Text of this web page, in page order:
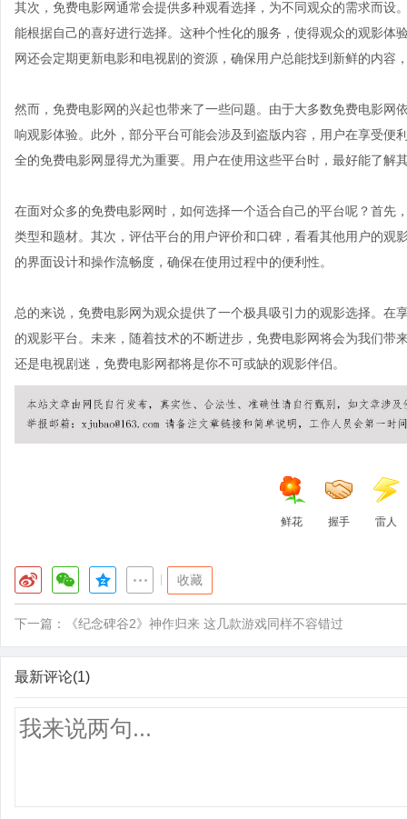
其次，免费电影网通常会提供多种观看选择，为不同观众的需求而设
能根据自己的喜好进行选择。这种个性化的服务，使得观众的观影体
网还会定期更新电影和电视剧的资源，确保用户总能找到新鲜的内容
然而，免费电影网的兴起也带来了一些问题。由于大多数免费电影网
响观影体验。此外，部分平台可能会涉及到盗版内容，用户在享受便
全的免费电影网显得尤为重要。用户在使用这些平台时，最好能了解
在面对众多的免费电影网时，如何选择一个适合自己的平台呢？首先
类型和题材。其次，评估平台的用户评价和口碑，看看其他用户的观
的界面设计和操作流畅度，确保在使用过程中的便利性。
总的来说，免费电影网为观众提供了一个极具吸引力的观影选择。
的观影平台。未来，随着技术的不断进步，免费电影网将会为我们
还是电视剧迷，免费电影网都将是你不可或缺的观影伴侣。
鲜花 握手 雷人
收藏
下一篇： 《纪念碑谷2》神作归来 这几款游戏同样不容错过
最新评论(1)